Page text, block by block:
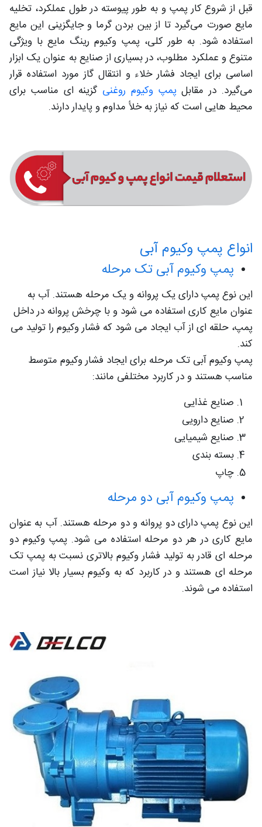
قبل از شروع کار پمپ و به طور پیوسته در طول عملکرد، تخلیه
مایع صورت می‌گیرد تا از بین بردن گرما و جایگزینی این مایع
استفاده شود. به طور کلی، پمپ وکیوم رینگ مایع با ویژگی‌
متنوع و عملکرد مطلوب، در بسیاری از صنایع به عنوان یک ابزار
اساسی برای ایجاد فشار خلاء و انتقال گاز مورد استفاده قرار
می‌گیرد. در مقابلپمپ وکیوم روغنی گزینه‌ ای مناسب برای
محیط‌ هایی است که نیاز به خلأ مداوم و پایدار دارند.
انواع پمپ وکیوم آبی
پمپ وکیوم آبی تک مرحله
این نوع پمپ دارای یک پروانه و یک مرحله هستند. آب به
عنوان مایع کاری استفاده می شود و با چرخش پروانه در داخل
پمپ، حلقه ای از آب ایجاد می شود که فشار وکیوم را تولید می
کند.
پمپ وکیوم آبی تک مرحله برای ایجاد فشار وکیوم متوسط
مناسب هستند و در کاربرد مختلفی مانند:
صنایع غذایی
صنایع دارویی
صنایع شیمیایی
بسته بندی
چاپ
پمپ وکیوم آبی دو مرحله
این نوع پمپ دارای دو پروانه و دو مرحله هستند. آب به عنوان
مایع کاری در هر دو مرحله استفاده می شود. پمپ وکیوم دو
مرحله ای قادر به تولید فشار وکیوم بالاتری نسبت به پمپ تک
مرحله ای هستند و در کاربرد که به وکیوم بسیار بالا نیاز است
استفاده می شوند.